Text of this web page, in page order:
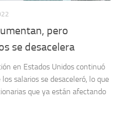
pero
se desacelera
en Estados Unidos continuó
salarios se desaceleró, lo que
que ya están afectando